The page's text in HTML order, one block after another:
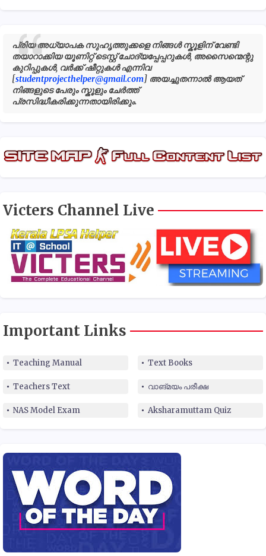
പ്രിയ അധ്യാപക സുഹൃത്തുക്കളെ നിങ്ങൾ സ്കൂളിന് വേണ്ടി
തയാറാക്കിയ യൂണിറ്റ് ടെസ്റ്റ് ചോദ്യപ്പേപ്പറുകൾ, അസൈന്മെന്റു
കുറിപ്പുകൾ, വർക്ക് ഷീറ്റുകൾ എന്നിവ
[studentprojecthelper@gmail.com] അയച്ചുതന്നാൽ ആയത്
നിങ്ങളുടെ പേരും സ്കൂളും ചേർത്ത്
പ്രസിദ്ധീകരിക്കുന്നതായിരിക്കും.
Victers Channel Live
Important Links
Teaching Manual Text Books
Teachers Text വാങ്മയം പരീക്ഷ
NAS Model Exam Aksharamuttam Quiz